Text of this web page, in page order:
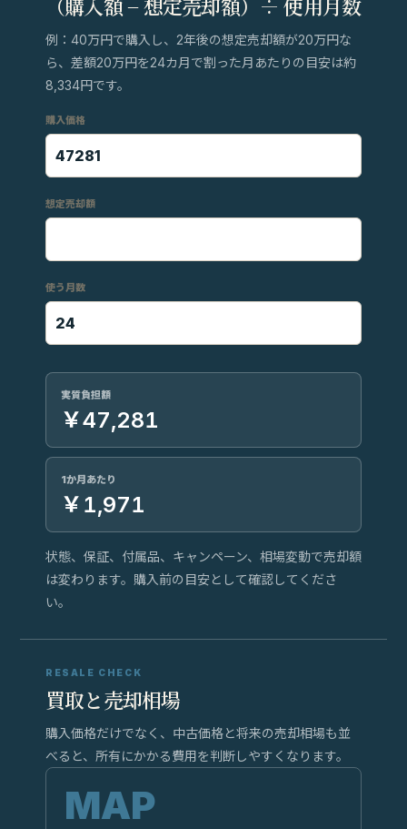
（購入額 − 想定売却額）÷ 使用月数
例：40万円で購入し、2年後の想定売却額が20万円な
ら、差額20万円を24カ月で割った月あたりの目安は約
8,334円です。
購入価格
想定売却額
使う月数
実質負担額
￥47,281
1か月あたり
￥1,971
状態、保証、付属品、キャンペーン、相場変動で売却額
は変わります。購入前の目安として確認してくださ
い。
RESALE CHECK
買取と売却相場
購入価格だけでなく、中古価格と将来の売却相場も並
べると、所有にかかる費用を判断しやすくなります。